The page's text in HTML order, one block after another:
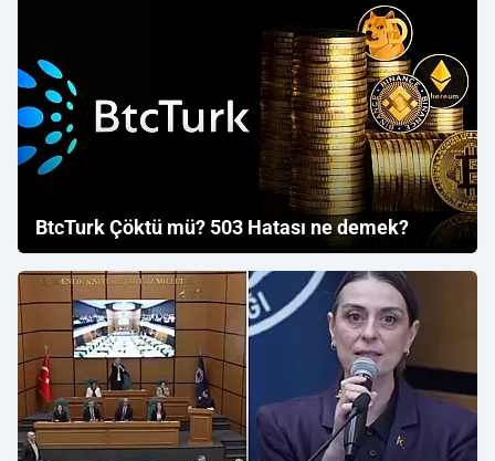
BtcTurk Çöktü mü? 503 Hatası ne demek?